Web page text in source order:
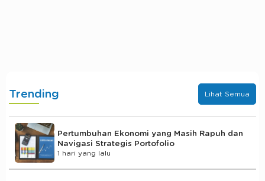
Trending Lihat Semua
Pertumbuhan Ekonomi yang Masih Rapuh dan
Navigasi Strategis Portofolio
1 hari yang lalu